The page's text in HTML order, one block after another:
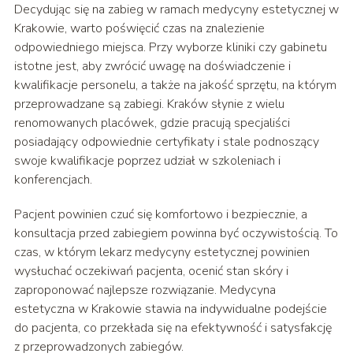
Decydując się na zabieg w ramach medycyny estetycznej w
Krakowie, warto poświęcić czas na znalezienie
odpowiedniego miejsca. Przy wyborze kliniki czy gabinetu
istotne jest, aby zwrócić uwagę na doświadczenie i
kwalifikacje personelu, a także na jakość sprzętu, na którym
przeprowadzane są zabiegi. Kraków słynie z wielu
renomowanych placówek, gdzie pracują specjaliści
posiadający odpowiednie certyfikaty i stale podnoszący
swoje kwalifikacje poprzez udział w szkoleniach i
konferencjach.
Pacjent powinien czuć się komfortowo i bezpiecznie, a
konsultacja przed zabiegiem powinna być oczywistością. To
czas, w którym lekarz medycyny estetycznej powinien
wysłuchać oczekiwań pacjenta, ocenić stan skóry i
zaproponować najlepsze rozwiązanie. Medycyna
estetyczna w Krakowie stawia na indywidualne podejście
do pacjenta, co przekłada się na efektywność i satysfakcję
z przeprowadzonych zabiegów.